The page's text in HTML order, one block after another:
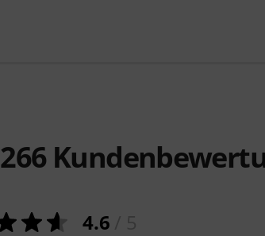
266
4.6